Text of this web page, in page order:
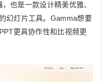
也是一款设计精美优雅、
幻灯片工具。Gamma想要
更具协作性和比视频更